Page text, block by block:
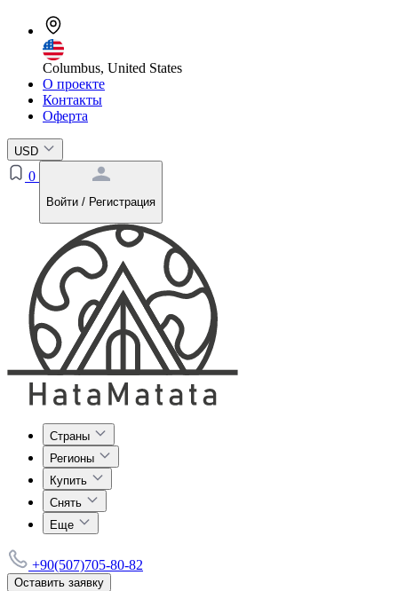
Columbus, United States
О проекте
Контакты
Оферта
USD
0
Войти / Регистрация
Страны
Регионы
Купить
Снять
Еще
+90(507)705-80-82
Оставить заявку